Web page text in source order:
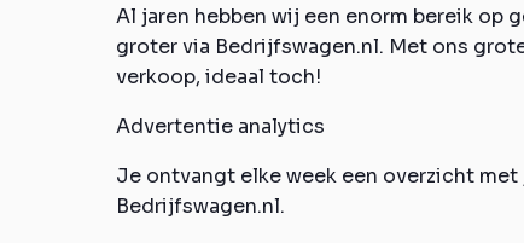
Al jaren hebben wij een enorm bereik op
groter via Bedrijfswagen.nl. Met ons
verkoop, ideaal toch!
Advertentie analytics
Je ontvangt elke week een overzicht
Bedrijfswagen.nl.